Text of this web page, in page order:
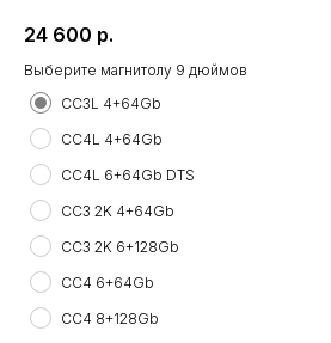
24 600 р.
Выберите магнитолу 9 дюймов
СС3L 4+64Gb
CC4L 4+64Gb
CC4L 6+64Gb DTS
CC3 2K 4+64Gb
CC3 2K 6+128Gb
CC4 6+64Gb
CC4 8+128Gb